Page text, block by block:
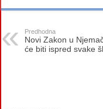
Predhodna
Novi Zakon u
će biti ispred svake